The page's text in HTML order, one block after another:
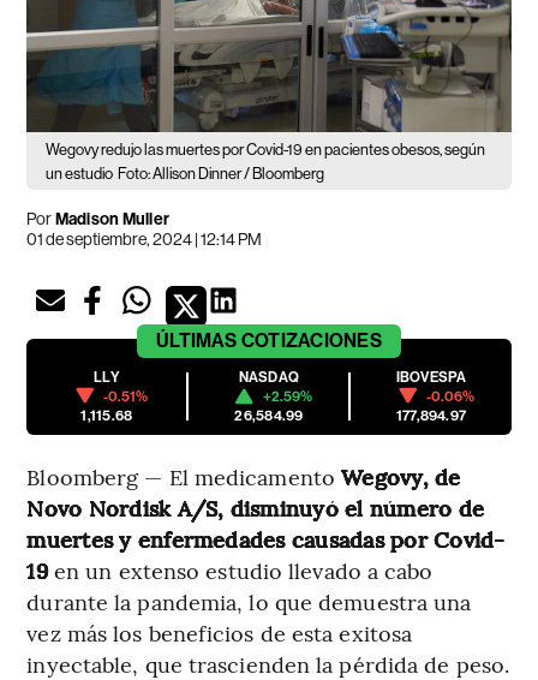
Wegovy redujo las muertes por Covid-19 en pacientes obesos, según
un estudio Foto: Allison Dinner / Bloomberg
PorMadison Muller
01 de septiembre, 2024 | 12:14 PM
ÚLTIMAS COTIZACIONES
LLY
-0.51%
1,115.68
NASDAQ
+2.59%
26,584.99
IBOVESPA
-0.06%
177,894.97
Bloomberg — El medicamento Wegovy, de
Novo Nordisk A/S, disminuyó el número de
muertes y enfermedades causadas por Covid-
19en un extenso estudio llevado a cabo
durante la pandemia, lo que demuestra una
vez más los beneficios de esta exitosa
inyectable, que trascienden la pérdida de peso.